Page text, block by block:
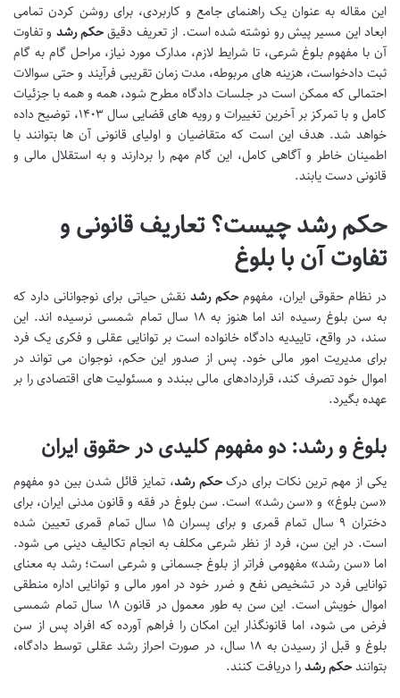
این مقاله به عنوان یک راهنمای جامع و کاربردی، برای روشن کردن تمامی
ابعاد این مسیر پیش رو نوشته شده است. از تعریف دقیقحکم رشد و تفاوت
آن با مفهوم بلوغ شرعی، تا شرایط لازم، مدارک مورد نیاز، مراحل گام به گام
ثبت دادخواست، هزینه های مربوطه، مدت زمان تقریبی فرآیند و حتی سوالات
احتمالی که ممکن است در جلسات دادگاه مطرح شود، همه و همه با جزئیات
کامل و با تمرکز بر آخرین تغییرات و رویه های قضایی سال ۱۴۰۳، توضیح داده
خواهد شد. هدف این است که متقاضیان و اولیای قانونی آن ها بتوانند با
اطمینان خاطر و آگاهی کامل، این گام مهم را بردارند و به استقلال مالی و
قانونی دست یابند.
حکم رشد چیست؟ تعاریف قانونی و
تفاوت آن با بلوغ
در نظام حقوقی ایران، مفهوم حکم رشد نقش حیاتی برای نوجوانانی دارد که
به سن بلوغ رسیده اند اما هنوز به ۱۸ سال تمام شمسی نرسیده اند. این
سند، در واقع، تاییدیه دادگاه خانواده است بر توانایی عقلی و فکری یک فرد
برای مدیریت امور مالی خود. پس از صدور این حکم، نوجوان می تواند در
اموال خود تصرف کند، قراردادهای مالی ببندد و مسئولیت های اقتصادی را بر
عهده بگیرد.
بلوغ و رشد: دو مفهوم کلیدی در حقوق ایران
یکی از مهم ترین نکات برای درکحکم رشد، تمایز قائل شدن بین دو مفهوم
«سن بلوغ» و «سن رشد» است. سن بلوغ در فقه و قانون مدنی ایران، برای
دختران ۹ سال تمام قمری و برای پسران ۱۵ سال تمام قمری تعیین شده
است. در این سن، فرد از نظر شرعی مکلف به انجام تکالیف دینی می شود.
اما «سن رشد» مفهومی فراتر از بلوغ جسمانی و شرعی است؛ رشد به معنای
توانایی فرد در تشخیص نفع و ضرر خود در امور مالی و توانایی اداره منطقی
اموال خویش است. این سن به طور معمول در قانون ۱۸ سال تمام شمسی
فرض می شود، اما قانونگذار این امکان را فراهم آورده که افراد پس از سن
بلوغ و قبل از رسیدن به ۱۸ سال، در صورت احراز رشد عقلی توسط دادگاه،
بتوانندحکم رشدرا دریافت کنند.